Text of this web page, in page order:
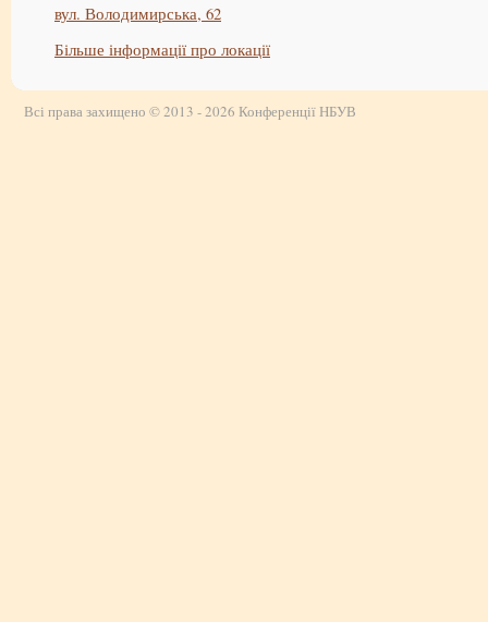
вул. Володимирська, 62
Більше інформації про локації
Всі права захищено © 2013 - 2026 Конференції НБУВ